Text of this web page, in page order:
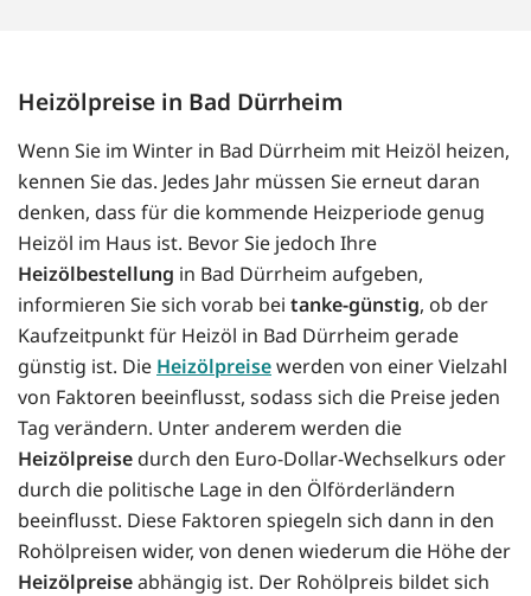
Heizölpreise in Bad Dürrheim
Wenn Sie im Winter in Bad Dürrheim mit Heizöl heizen,
kennen Sie das. Jedes Jahr müssen Sie erneut daran
denken, dass für die kommende Heizperiode genug
Heizöl im Haus ist. Bevor Sie jedoch Ihre
Heizölbestellung in Bad Dürrheim aufgeben,
informieren Sie sich vorab bei tanke-günstig, ob der
Kaufzeitpunkt für Heizöl in Bad Dürrheim gerade
günstig ist. Die Heizölpreisewerden von einer Vielzahl
von Faktoren beeinflusst, sodass sich die Preise jeden
Tag verändern. Unter anderem werden die
Heizölpreise durch den Euro-Dollar-Wechselkurs oder
durch die politische Lage in den Ölförderländern
beeinflusst. Diese Faktoren spiegeln sich dann in den
Rohölpreisen wider, von denen wiederum die Höhe der
Heizölpreiseabhängig ist. Der Rohölpreis bildet sich